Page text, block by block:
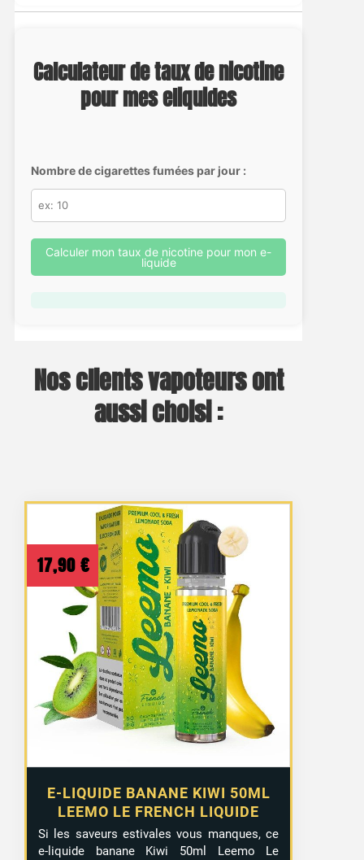
Calculateur de taux de nicotine
pour mes eliquides
Nombre de cigarettes fumées par jour :
Calculer mon taux de nicotine pour mon e-
liquide
Nos clients vapoteurs ont
aussi choisi :
E-LIQUIDE BANANE KIWI 50ML
LEEMO LE FRENCH LIQUIDE
17,90 €
Si les saveurs estivales vous manques, ce
e-liquide banane Kiwi 50ml Leemo Le